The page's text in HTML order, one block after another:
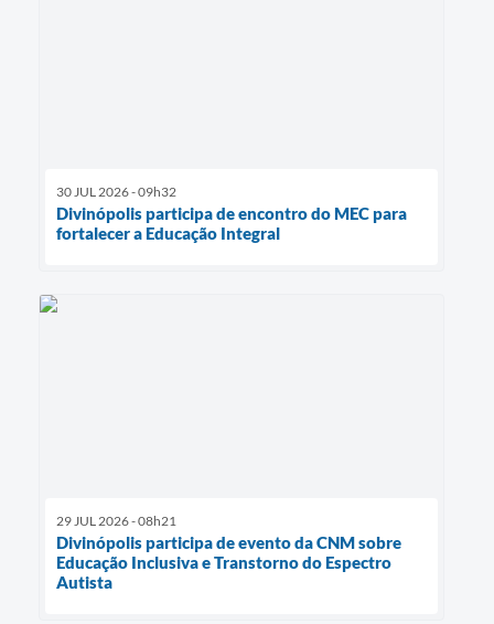
30 JUL 2026 - 09h32
Divinópolis participa de encontro do MEC para
fortalecer a Educação Integral
29 JUL 2026 - 08h21
Divinópolis participa de evento da CNM sobre
Educação Inclusiva e Transtorno do Espectro
Autista